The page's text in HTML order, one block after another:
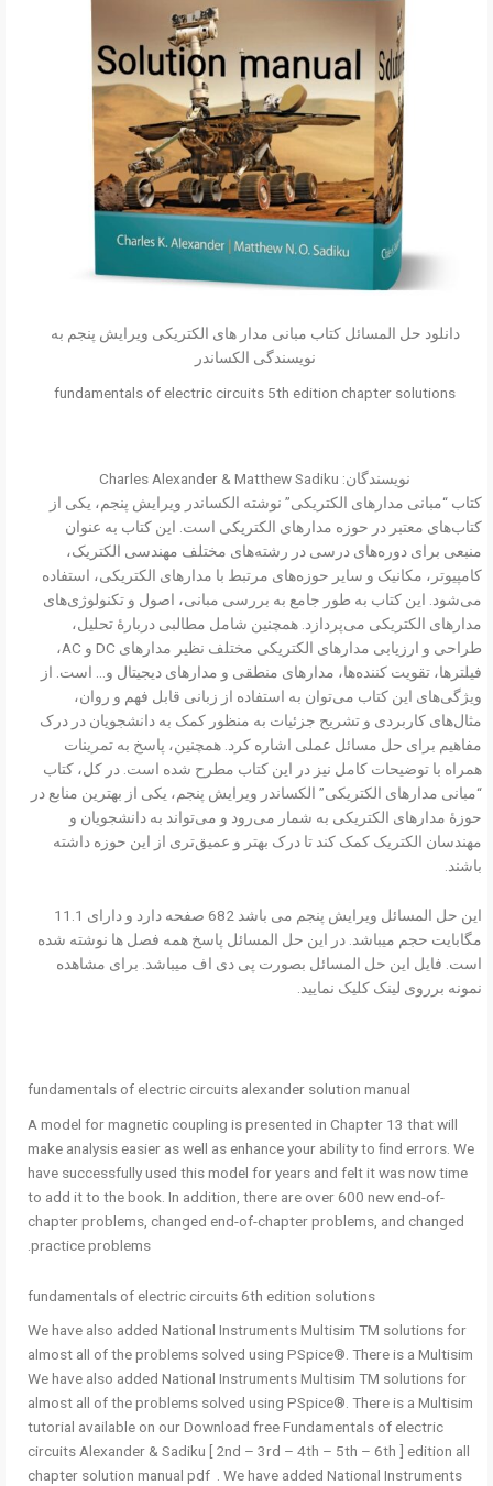
دانلود حل المسائل کتاب مبانی مدار های الکتریکی ویرایش پنجم به
نویسندگی الکساندر
fundamentals of electric circuits 5th edition chapter solutions
نویسندگان: Charles Alexander & Matthew Sadiku
کتاب “مبانی مدارهای الکتریکی” نوشته الکساندر ویرایش پنجم، یکی از
کتاب‌های معتبر در حوزه مدارهای الکتریکی است. این کتاب به عنوان
منبعی برای دوره‌های درسی در رشته‌های مختلف مهندسی الکتریک،
کامپیوتر، مکانیک و سایر حوزه‌های مرتبط با مدارهای الکتریکی، استفاده
می‌شود. این کتاب به طور جامع به بررسی مبانی، اصول و تکنولوژی‌های
مدارهای الکتریکی می‌پردازد. همچنین شامل مطالبی دربارهٔ تحلیل،
طراحی و ارزیابی مدارهای الکتریکی مختلف نظیر مدارهای DC و AC،
فیلترها، تقویت کننده‌ها، مدارهای منطقی و مدارهای دیجیتال و… است. از
ویژگی‌های این کتاب می‌توان به استفاده از زبانی قابل فهم و روان،
مثال‌های کاربردی و تشریح جزئیات به منظور کمک به دانشجویان در درک
مفاهیم برای حل مسائل عملی اشاره کرد. همچنین، پاسخ به تمرینات
همراه با توضیحات کامل نیز در این کتاب مطرح شده است. در کل، کتاب
“مبانی مدارهای الکتریکی” الکساندر ویرایش پنجم، یکی از بهترین منابع در
حوزهٔ مدارهای الکتریکی به شمار می‌رود و می‌تواند به دانشجویان و
مهندسان الکتریک کمک کند تا درک بهتر و عمیق‌تری از این حوزه داشته
باشند.
این حل المسائل ویرایش پنجم می باشد 682 صفحه دارد و دارای 11.1
مگابایت حجم میباشد. در این حل المسائل پاسخ همه فصل ها نوشته شده
است. فایل این حل المسائل بصورت پی دی اف میباشد. برای مشاهده
نمونه برروی لینک کلیک نمایید.
fundamentals of electric circuits alexander solution manual
A model for magnetic coupling is presented in Chapter 13 that will
make analysis easier as well as enhance your ability to ﬁnd errors. We
have successfully used this model for years and felt it was now time
to add it to the book. In addition, there are over 600 new end-of-
chapter problems, changed end-of-chapter problems, and changed
practice problems.
fundamentals of electric circuits 6th edition solutions
We have also added National Instruments Multisim TM solutions for
almost all of the problems solved using PSpice®. There is a Multisim
We have also added National Instruments Multisim TM solutions for
almost all of the problems solved using PSpice®. There is a Multisim
tutorial available on our Download free Fundamentals of electric
circuits Alexander & Sadiku [ 2nd – 3rd – 4th – 5th – 6th ] edition all
chapter solution manual pdf . We have added National Instruments